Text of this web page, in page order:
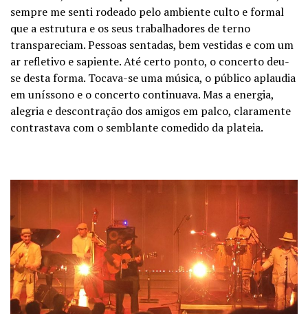
sempre me senti rodeado pelo ambiente culto e formal
que a estrutura e os seus trabalhadores de terno
transpareciam. Pessoas sentadas, bem vestidas e com um
ar refletivo e sapiente. Até certo ponto, o concerto deu-
se desta forma. Tocava-se uma música, o público aplaudia
em uníssono e o concerto continuava. Mas a energia,
alegria e descontração dos amigos em palco, claramente
contrastava com o semblante comedido da plateia.